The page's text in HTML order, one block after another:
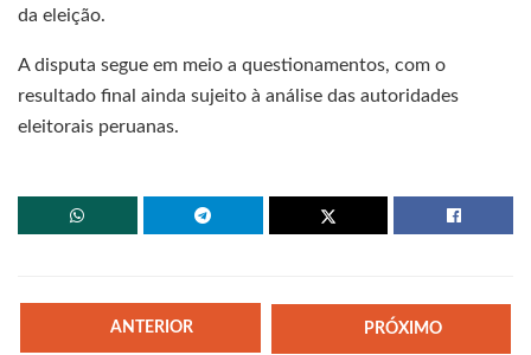
da eleição.
A disputa segue em meio a questionamentos, com o
resultado final ainda sujeito à análise das autoridades
eleitorais peruanas.
ANTERIOR PRÓXIMO